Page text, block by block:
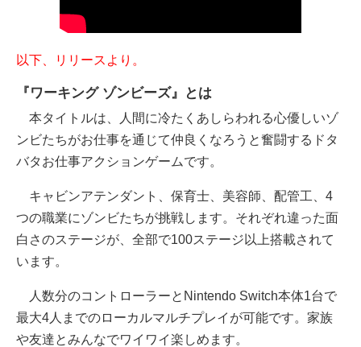
以下、リリースより。
『ワーキング ゾンビーズ』とは
本タイトルは、人間に冷たくあしらわれる心優しいゾ
ンビたちがお仕事を通じて仲良くなろうと奮闘するドタ
バタお仕事アクションゲームです。
キャビンアテンダント、保育士、美容師、配管工、4
つの職業にゾンビたちが挑戦します。それぞれ違った面
白さのステージが、全部で100ステージ以上搭載されて
います。
人数分のコントローラーとNintendo Switch本体1台で
最大4人までのローカルマルチプレイが可能です。家族
や友達とみんなでワイワイ楽しめます。